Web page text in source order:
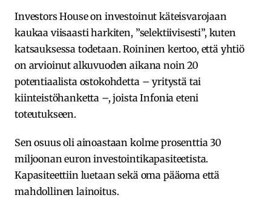
Investors House on investoinut käteisvarojaan
kaukaa viisaasti harkiten, ”selektiivisesti”, kuten
katsauksessa todetaan. Roininen kertoo, että yhtiö
on arvioinut alkuvuoden aikana noin 20
potentiaalista ostokohdetta – yritystä tai
kiinteistöhanketta –, joista Infonia eteni
toteutukseen.
Sen osuus oli ainoastaan kolme prosenttia 30
miljoonan euron investointikapasiteetista.
Kapasiteettiin luetaan sekä oma pääoma että
mahdollinen lainoitus.